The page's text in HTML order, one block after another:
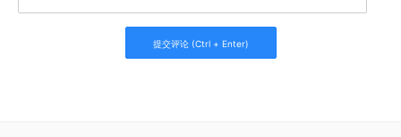
提交评论 (Ctrl + Enter)